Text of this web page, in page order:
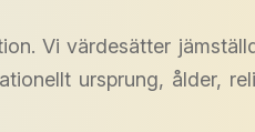
Vi värdesätter
ursprung, ålder,